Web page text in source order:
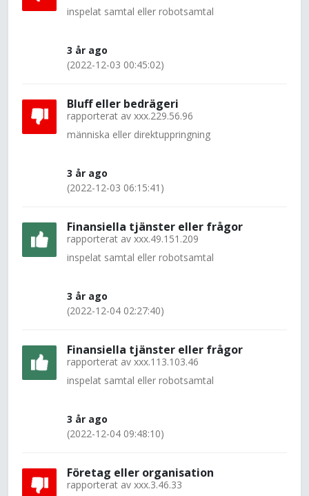
inspelat samtal eller robotsamtal
3 år ago
(2022-12-03 00:45:02)
Bluff eller bedrägeri
rapporterat av xxx.229.56.96
människa eller direktuppringning
3 år ago
(2022-12-03 06:15:41)
Finansiella tjänster eller frågor
rapporterat av xxx.49.151.209
inspelat samtal eller robotsamtal
3 år ago
(2022-12-04 02:27:40)
Finansiella tjänster eller frågor
rapporterat av xxx.113.103.46
inspelat samtal eller robotsamtal
3 år ago
(2022-12-04 09:48:10)
Företag eller organisation
rapporterat av xxx.3.46.33